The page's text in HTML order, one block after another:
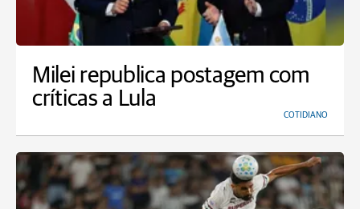
Milei republica postagem com
críticas a Lula
COTIDIANO